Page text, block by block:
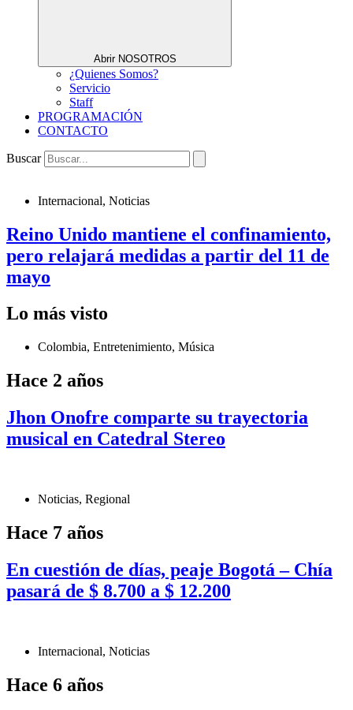
Abrir NOSOTROS
¿Quienes Somos?
Servicio
Staff
PROGRAMACIÓN
CONTACTO
Buscar
Internacional, Noticias
Reino Unido mantiene el confinamiento,
pero relajará medidas a partir del 11 de
mayo
Lo más visto
Colombia, Entretenimiento, Música
Hace 2 años
Jhon Onofre comparte su trayectoria
musical en Catedral Stereo
Noticias, Regional
Hace 7 años
En cuestión de días, peaje Bogotá – Chía
pasará de $ 8.700 a $ 12.200
Internacional, Noticias
Hace 6 años